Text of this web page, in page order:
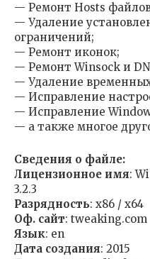
— Ремонт Hosts
— Удаление
ограничений;
— Ремонт иконок;
— Ремонт Winsock и
— Удаление
— Исправление
— Исправление
— а также многое
Сведения о файле:
Лицензионное имя:
3.2.3
Разрядность: x86 / x64
Оф. сайт: tweaking.com
Язык: en
Дата создания: 2015